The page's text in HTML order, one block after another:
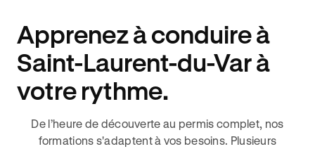
Apprenez à conduire à
Saint-Laurent-du-Var à
votre rythme.
De l’heure de découverte au permis complet, nos
formations s'adaptent à vos besoins. Plusieurs